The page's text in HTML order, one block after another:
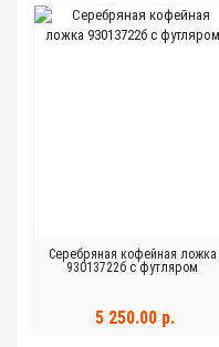
Серебряная кофейная ложка
93013722б с футляром
5 250.00 р.